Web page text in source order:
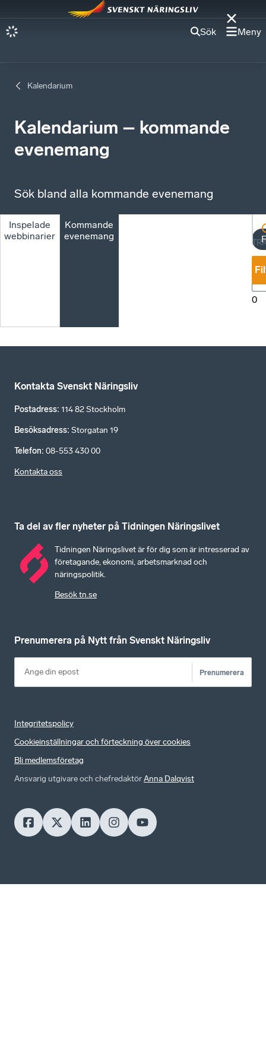
Sök Meny
Kalendarium
Kalendarium – kommande
evenemang
Sök bland alla kommande evenemang
Inspelade
webbinarier
Kommande
evenemang
0
Kontakta Svenskt Näringsliv
Postadress: 114 82 Stockholm
Besöksadress: Storgatan 19
Telefon: 08-553 430 00
Kontakta oss
Ta del av fler nyheter på Tidningen Näringslivet
Tidningen Näringslivet är för dig som är intresserad av
företagande, ekonomi, arbetsmarknad och
näringspolitik.
Besök tn.se
Prenumerera på Nytt från Svenskt Näringsliv
Prenumerera
Integritetspolicy
Cookieinställningar och förteckning över cookies
Bli medlemsföretag
Ansvarig utgivare och chefredaktörAnna Dalqvist